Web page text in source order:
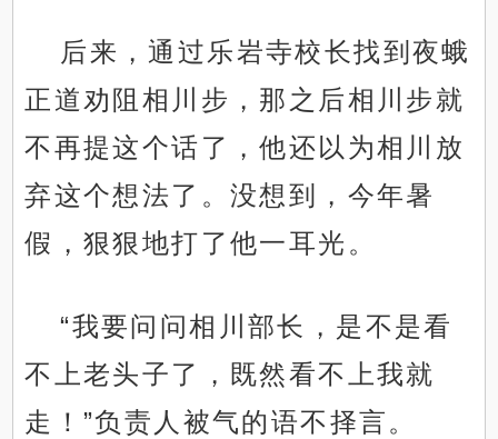
后来，通过乐岩寺校长找到夜蛾
正道劝阻相川步，那之后相川步就
不再提这个话了，他还以为相川放
弃这个想法了。没想到，今年暑
假，狠狠地打了他一耳光。
“我要问问相川部长，是不是看
不上老头子了，既然看不上我就
走！”负责人被气的语不择言。